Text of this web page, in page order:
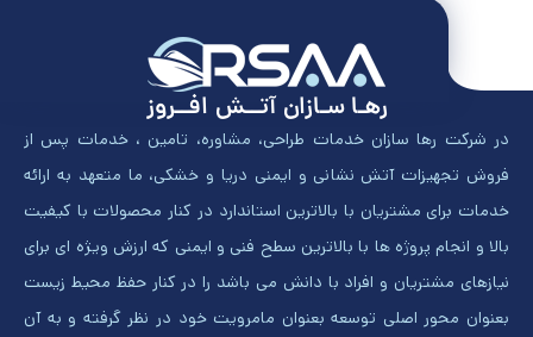
رهـا سـازان آتــش افــروز
در شرکت رها سازان خدمات طراحی، مشاوره، تامین ، خدمات پس از
فروش تجهیزات آتش نشانی و ایمنی دریا و خشکی، ما متعهد به ارائه
خدمات برای مشتریان با بالاترین استاندارد در کنار محصولات با کیفیت
بالا و انجام پروژه ها با بالاترین سطح فنی و ایمنی که ارزش ویژه ای برای
نیازهای مشتریان و افراد با دانش می باشد را در کنار حفظ محیط زیست
بعنوان محور اصلی توسعه بعنوان مامرویت خود در نظر گرفته و به آن